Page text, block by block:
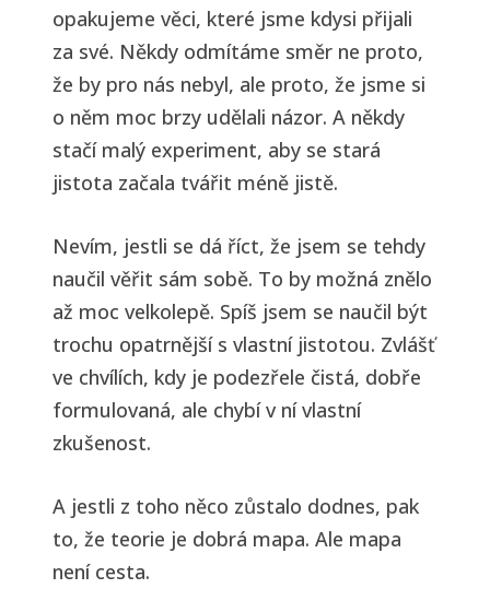
opakujeme věci, které jsme kdysi přijali
za své. Někdy odmítáme směr ne proto,
že by pro nás nebyl, ale proto, že jsme si
o něm moc brzy udělali názor. A někdy
stačí malý experiment, aby se stará
jistota začala tvářit méně jistě.
Nevím, jestli se dá říct, že jsem se tehdy
naučil věřit sám sobě. To by možná znělo
až moc velkolepě. Spíš jsem se naučil být
trochu opatrnější s vlastní jistotou. Zvlášť
ve chvílích, kdy je podezřele čistá, dobře
formulovaná, ale chybí v ní vlastní
zkušenost.
A jestli z toho něco zůstalo dodnes, pak
to, že teorie je dobrá mapa. Ale mapa
není cesta.